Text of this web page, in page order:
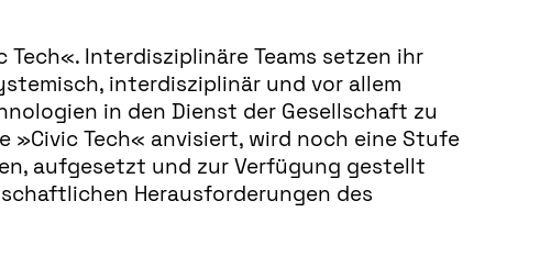
Interdisziplinäre Teams setzen ihr
interdisziplinär und vor allem
in den Dienst der Gesellschaft zu
»Civic Tech« anvisiert, wird noch eine Stufe
aufgesetzt und zur Verfügung gestellt
Herausforderungen des